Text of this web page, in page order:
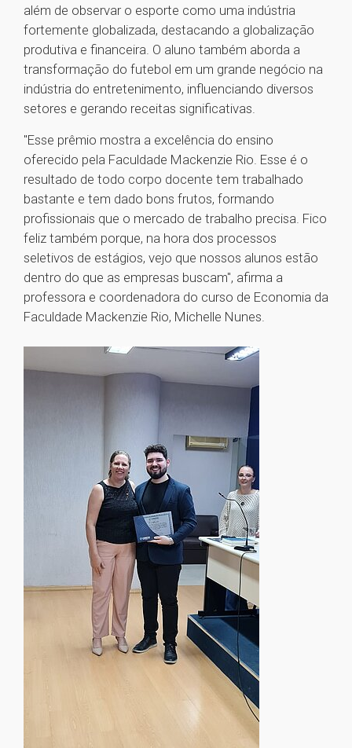
além de observar o esporte como uma indústria
fortemente globalizada, destacando a globalização
produtiva e financeira. O aluno também aborda a
transformação do futebol em um grande negócio na
indústria do entretenimento, influenciando diversos
setores e gerando receitas significativas.
"Esse prêmio mostra a excelência do ensino
oferecido pela Faculdade Mackenzie Rio. Esse é o
resultado de todo corpo docente tem trabalhado
bastante e tem dado bons frutos, formando
profissionais que o mercado de trabalho precisa. Fico
feliz também porque, na hora dos processos
seletivos de estágios, vejo que nossos alunos estão
dentro do que as empresas buscam", afirma a
professora e coordenadora do curso de Economia da
Faculdade Mackenzie Rio, Michelle Nunes.